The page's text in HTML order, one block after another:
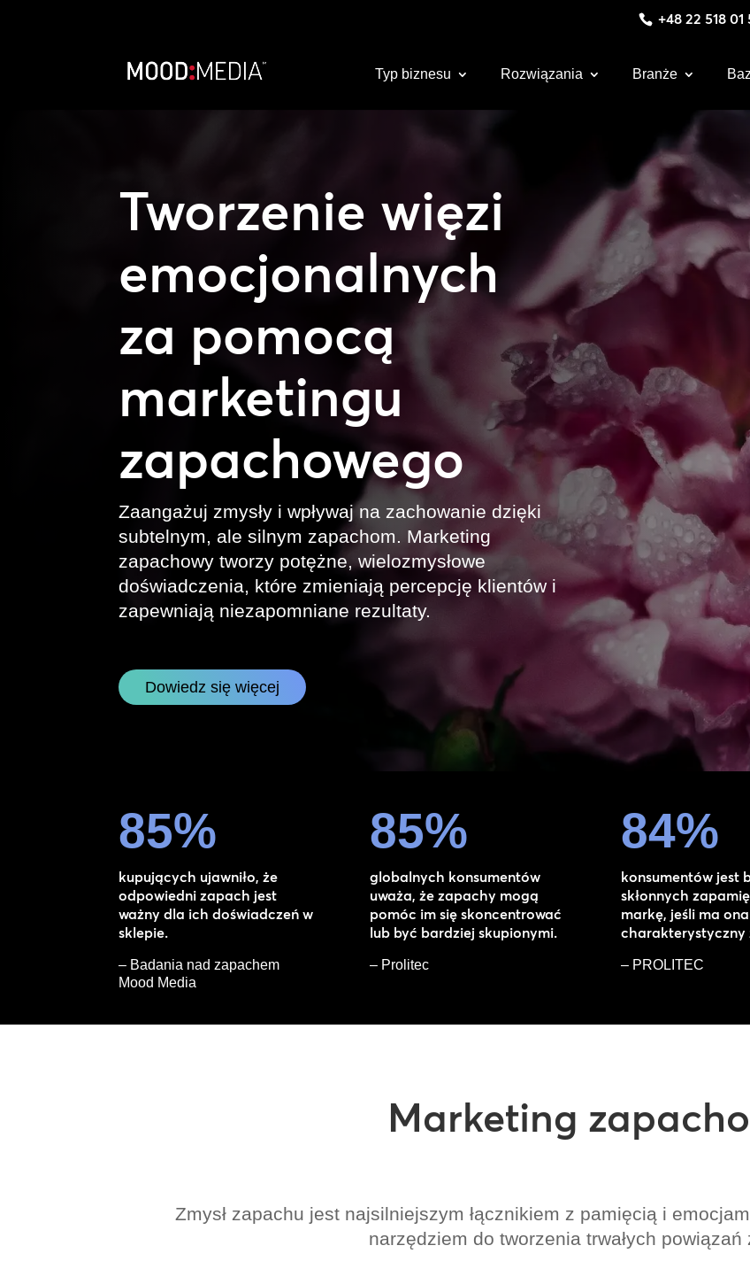
+48 22 518 01
Typ biznesu Rozwiązania Branże
Tworzenie więzi
emocjonalnych
za pomocą
marketingu
zapachowego
Zaangażuj zmysły i wpływaj na zachowanie dzięki
subtelnym, ale silnym zapachom. Marketing
zapachowy tworzy potężne, wielozmysłowe
doświadczenia, które zmieniają percepcję klientów i
zapewniają niezapomniane rezultaty.
Dowiedz się więcej
85%
kupujących ujawniło, że
odpowiedni zapach jest
ważny dla ich doświadczeń w
sklepie.
– Badania nad zapachem
Mood Media
85%
globalnych konsumentów
uważa, że zapachy mogą
pomóc im się skoncentrować
lub być bardziej skupionymi.
– Prolitec
84%
konsumentów jest
skłonnych
markę, jeśli ma ona
charakterystyczny
– PROLITEC
Marketing
Zmysł zapachu jest najsilniejszym łącznikiem z pamięcią i
narzędziem do tworzenia trwałych powiązań